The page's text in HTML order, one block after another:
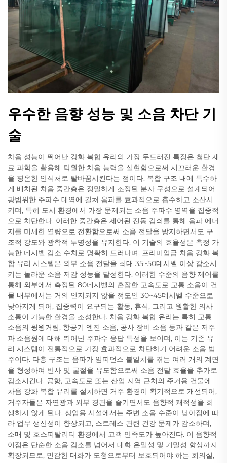
우수한 음향 성능 및 소음 차단 기
술
차음 성능이 뛰어난 강화 복합 유리의 가장 두드러진 특징은 첨단 재
료 과학을 활용해 탁월한 차음 능력을 실현함으로써 시끄러운 환경
을 평온한 안식처로 탈바꿈시킨다는 점이다. 복합 구조 내에 특수하
게 배치된 차음 중간층은 정밀하게 조정된 분자 구성으로 설계되어
광범위한 주파수 대역에 걸쳐 음파를 효과적으로 흡수하고 소산시
키며, 특히 도시 환경에서 가장 문제되는 소음 주파수 영역을 집중적
으로 차단한다. 이러한 중간층은 제어된 진동 감쇠를 통해 음파 에너
지를 미세한 열량으로 전환함으로써 소음 전달을 방지하면서도 구
조적 강도와 광학적 투명성을 유지한다. 이 기술의 효율성은 측정 가
능한 데시벨 감소 수치로 명확히 드러나며, 프리미엄급 차음 강화 복
합 유리 시스템은 외부 소음 전달을 최대 35~50데시벨 이상 감소시
키는 놀라운 소음 저감 성능을 달성한다. 이러한 수준의 음향 제어를
통해 외부에서 측정된 80데시벨의 혼잡한 고속도로 교통 소음이 건
물 내부에서는 거의 인지되지 않을 정도인 30~45데시벨 수준으로
낮아지게 되어, 집중력이 요구되는 활동, 휴식, 그리고 원활한 의사
소통이 가능한 환경을 조성한다. 차음 강화 복합 유리는 특히 교통
소음의 윙윙거림, 항공기 엔진 소음, 공사 장비 소음 등과 같은 저주
파 소음원에 대해 뛰어난 주파수 응답 특성을 보이며, 이는 기존 유
리 시스템이 전통적으로 가장 효과적으로 차단하기 어려운 소음 범
주이다. 다층 구조는 음파가 임피던스 불일치를 겪는 여러 개의 계면
을 형성하여 반사 및 굴절을 유도함으로써 소음 전달 효율을 추가로
감소시킨다. 공항, 고속도로 또는 산업 지역 근처의 주거용 건물에
차음 강화 복합 유리를 설치하면 거주 환경이 획기적으로 개선되어,
거주자들은 자연광과 외부 경관을 즐기면서도 음향적 쾌적성을 희
생하지 않게 된다. 상업용 시설에서는 주변 소음 수준이 낮아짐에 따
라 업무 생산성이 향상되고, 스트레스 관련 건강 문제가 감소하며,
소매 및 호스피탈리티 환경에서 고객 만족도가 높아진다. 이 음향적
이점은 단순한 소음 감소를 넘어서 대화 은밀성 및 기밀성 향상까지
확장되므로, 민감한 대화가 도청으로부터 보호되어야 하는 회의실,